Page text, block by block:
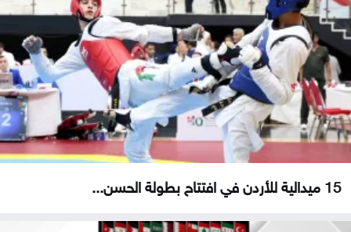
15 ميدالية للأردن في افتتاح بطولة الحسن...